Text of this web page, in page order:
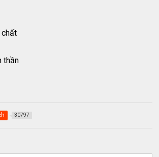
chất
thần
30797